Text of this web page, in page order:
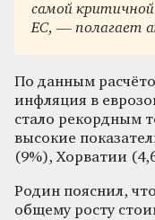
самой
ЕС, — полагает
По данным
инфляция в
стало рекордным
высокие
(9%), Хорватии
Родин пояснил,
общему росту